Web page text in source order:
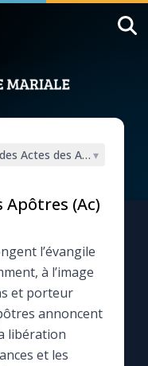
Actes des Apôtres (Ac)
▾
Apôtres (Ac)
l’évangile
à l’image
et porteur
annoncent
libération
et les